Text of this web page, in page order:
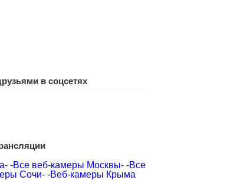
в соцсетях
-Все веб-камеры Москвы- -Все
Сочи- -Веб-камеры Крыма